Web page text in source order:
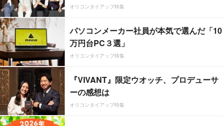
オリコンタイアップ特集
パソコンメーカー社員が本気で選んだ「10
万円台PC３選」
オリコンタイアップ特集
『VIVANT』限定ウオッチ、プロデューサ
ーの感想は
オリコンタイアップ特集